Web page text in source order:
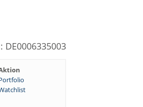
DE0006335003